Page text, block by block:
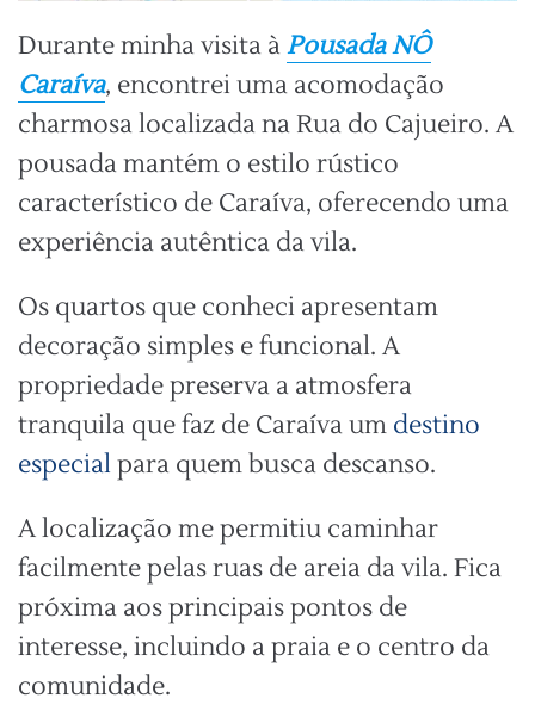
Durante minha visita àPousada NÔ
Caraíva, encontrei uma acomodação
charmosa localizada na Rua do Cajueiro. A
pousada mantém o estilo rústico
característico de Caraíva, oferecendo uma
experiência autêntica da vila.
Os quartos que conheci apresentam
decoração simples e funcional. A
propriedade preserva a atmosfera
tranquila que faz de Caraíva um destino
especialpara quem busca descanso.
A localização me permitiu caminhar
facilmente pelas ruas de areia da vila. Fica
próxima aos principais pontos de
interesse, incluindo a praia e o centro da
comunidade.